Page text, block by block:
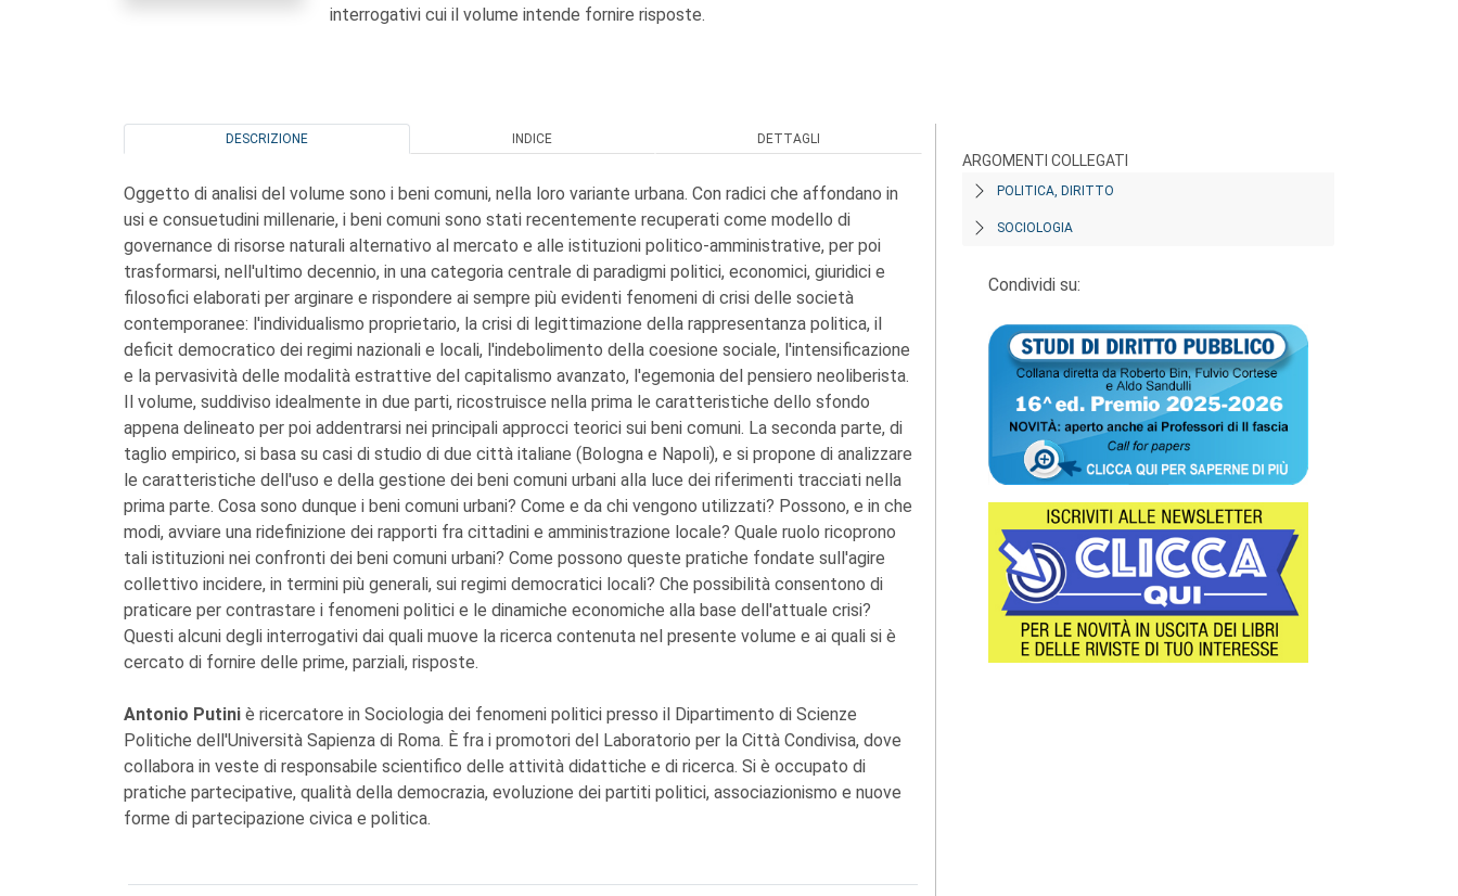
interrogativi cui il volume intende fornire risposte.
DESCRIZIONE INDICE DETTAGLI
Oggetto di analisi del volume sono i beni comuni, nella loro variante urbana. Con radici che affondano in
usi e consuetudini millenarie, i beni comuni sono stati recentemente recuperati come modello di
governance di risorse naturali alternativo al mercato e alle istituzioni politico-amministrative, per poi
trasformarsi, nell'ultimo decennio, in una categoria centrale di paradigmi politici, economici, giuridici e
filosofici elaborati per arginare e rispondere ai sempre più evidenti fenomeni di crisi delle società
contemporanee: l'individualismo proprietario, la crisi di legittimazione della rappresentanza politica, il
deficit democratico dei regimi nazionali e locali, l'indebolimento della coesione sociale, l'intensificazione
e la pervasività delle modalità estrattive del capitalismo avanzato, l'egemonia del pensiero neoliberista.
Il volume, suddiviso idealmente in due parti, ricostruisce nella prima le caratteristiche dello sfondo
appena delineato per poi addentrarsi nei principali approcci teorici sui beni comuni. La seconda parte, di
taglio empirico, si basa su casi di studio di due città italiane (Bologna e Napoli), e si propone di analizzare
le caratteristiche dell'uso e della gestione dei beni comuni urbani alla luce dei riferimenti tracciati nella
prima parte. Cosa sono dunque i beni comuni urbani? Come e da chi vengono utilizzati? Possono, e in che
modi, avviare una ridefinizione dei rapporti fra cittadini e amministrazione locale? Quale ruolo ricoprono
tali istituzioni nei confronti dei beni comuni urbani? Come possono queste pratiche fondate sull'agire
collettivo incidere, in termini più generali, sui regimi democratici locali? Che possibilità consentono di
praticare per contrastare i fenomeni politici e le dinamiche economiche alla base dell'attuale crisi?
Questi alcuni degli interrogativi dai quali muove la ricerca contenuta nel presente volume e ai quali si è
cercato di fornire delle prime, parziali, risposte.
Antonio Putini è ricercatore in Sociologia dei fenomeni politici presso il Dipartimento di Scienze
Politiche dell'Università Sapienza di Roma. È fra i promotori del Laboratorio per la Città Condivisa, dove
collabora in veste di responsabile scientifico delle attività didattiche e di ricerca. Si è occupato di
pratiche partecipative, qualità della democrazia, evoluzione dei partiti politici, associazionismo e nuove
forme di partecipazione civica e politica.
ARGOMENTI COLLEGATI
POLITICA, DIRITTO
SOCIOLOGIA
Condividi su: